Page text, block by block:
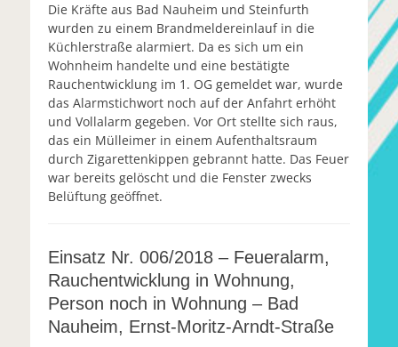
Die Kräfte aus Bad Nauheim und Steinfurth
wurden zu einem Brandmeldereinlauf in die
Küchlerstraße alarmiert. Da es sich um ein
Wohnheim handelte und eine bestätigte
Rauchentwicklung im 1. OG gemeldet war, wurde
das Alarmstichwort noch auf der Anfahrt erhöht
und Vollalarm gegeben. Vor Ort stellte sich raus,
das ein Mülleimer in einem Aufenthaltsraum
durch Zigarettenkippen gebrannt hatte. Das Feuer
war bereits gelöscht und die Fenster zwecks
Belüftung geöffnet.
Einsatz Nr. 006/2018 – Feueralarm,
Rauchentwicklung in Wohnung,
Person noch in Wohnung – Bad
Nauheim, Ernst-Moritz-Arndt-Straße